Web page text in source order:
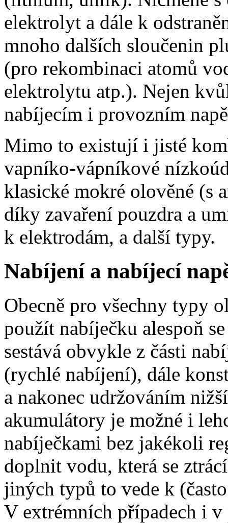
elektrolyt a dále k
mnoho dalších sloučenin
(pro rekombinaci atomů
elektrolytu atp.). Nejen
nabíjecím i provozním
Mimo to existují i jisté
vapníko-vápníkové
klasické mokré olověné (s
díky zavaření pouzdra a
k elektrodám, a další typy.
Nabíjení a nabíjecí
Obecně pro všechny typy
použít nabíječku alespoň
sestává obvykle z části
(rychlé nabíjení), dále
a nakonec udržováním
akumulátory je možné i
nabíječkami bez jakékoli
doplnit vodu, která se
jiných typů to vede k
V extrémních případech i